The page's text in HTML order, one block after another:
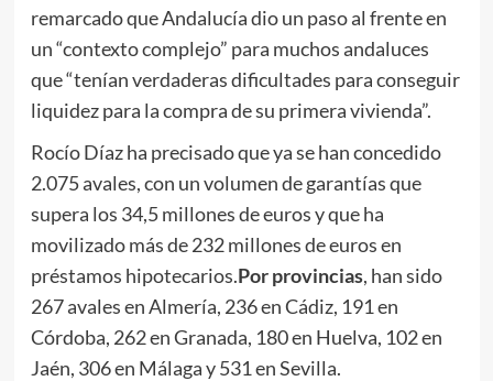
remarcado que Andalucía dio un paso al frente en
un “contexto complejo” para muchos andaluces
que “tenían verdaderas dificultades para conseguir
liquidez para la compra de su primera vivienda”.
Rocío Díaz ha precisado que ya se han concedido
2.075 avales, con un volumen de garantías que
supera los 34,5 millones de euros y que ha
movilizado más de 232 millones de euros en
préstamos hipotecarios.Por provincias, han sido
267 avales en Almería, 236 en Cádiz, 191 en
Córdoba, 262 en Granada, 180 en Huelva, 102 en
Jaén, 306 en Málaga y 531 en Sevilla.